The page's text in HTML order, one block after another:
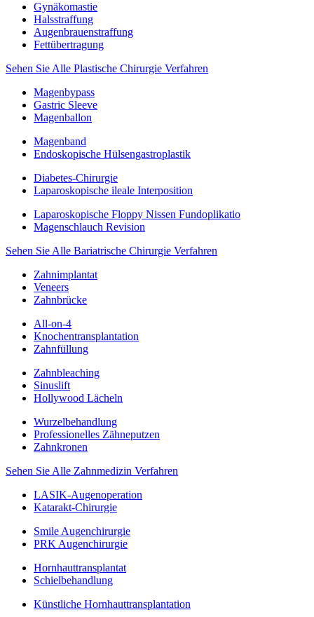
Gynäkomastie
Halsstraffung
Augenbrauenstraffung
Fettübertragung
Sehen Sie Alle Plastische Chirurgie Verfahren
Magenbypass
Gastric Sleeve
Magenballon
Magenband
Endoskopische Hülsengastroplastik
Diabetes-Chirurgie
Laparoskopische ileale Interposition
Laparoskopische Floppy Nissen Fundoplikatio
Magenschlauch Revision
Sehen Sie Alle Bariatrische Chirurgie Verfahren
Zahnimplantat
Veneers
Zahnbrücke
All-on-4
Knochentransplantation
Zahnfüllung
Zahnbleaching
Sinuslift
Hollywood Lächeln
Wurzelbehandlung
Professionelles Zähneputzen
Zahnkronen
Sehen Sie Alle Zahnmedizin Verfahren
LASIK-Augenoperation
Katarakt-Chirurgie
Smile Augenchirurgie
PRK Augenchirurgie
Hornhauttransplantat
Schielbehandlung
Künstliche Hornhauttransplantation